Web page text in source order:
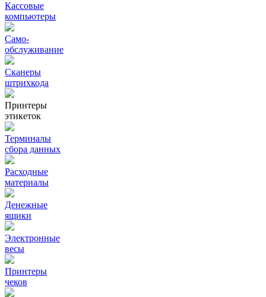
Кассовые
компьютеры
Само-
обслуживание
Сканеры
штрихкода
Принтеры
этикеток
Терминалы
сбора данных
Расходные
материалы
Денежные
ящики
Электронные
весы
Принтеры
чеков